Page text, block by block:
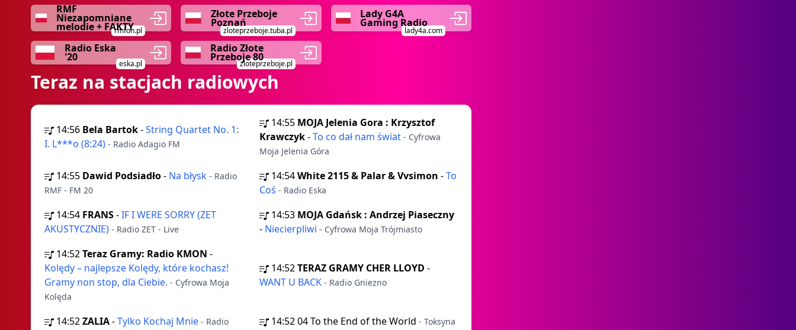
RMF
Niezapomniane
melodie + FAKTY
rmfon.pl
Złote Przeboje
Poznań
zloteprzeboje.tuba.pl
Lady G4A
Gaming Radio
lady4a.com
Radio Eska
'20
eska.pl
Radio Złote
Przeboje 80
zloteprzeboje.pl
Teraz na stacjach radiowych
14:56 Bela Bartok-String Quartet No. 1:
I. L***o (8:24) - Radio Adagio FM
14:55 MOJA Jelenia Gora : Krzysztof
Krawczyk-To co dał nam świat - Cyfrowa
Moja Jelenia Góra
14:55 Dawid Podsiadło- Na błysk - Radio
RMF - FM 20
14:54White 2115 & Palar & Vvsimon -To
Coś - Radio Eska
14:54 FRANS-IF I WERE SORRY (ZET
AKUSTYCZNIE) - Radio ZET - Live
14:53 MOJA Gdańsk : Andrzej Piaseczny
- Niecierpliwi - Cyfrowa Moja Trójmiasto
14:52Teraz Gramy: Radio KMON -
Kolędy – najlepsze Kolędy, które kochasz!
Gramy non stop, dla Ciebie. - Cyfrowa Moja
Kolęda
14:52TERAZ GRAMY CHER LLOYD -
WANT U BACK - Radio Gniezno
14:52ZALIA-Tylko Kochaj Mnie - Radio
14:5204 To the End of the World - Toksyna